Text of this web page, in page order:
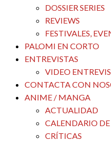
DOSSIER SERIES
REVIEWS
FESTIVALES,
PALOMI EN CORTO
ENTREVISTAS
VIDEO
CONTACTA CON
ANIME / MANGA
ACTUALIDAD
CALENDARIO
CRÍTICAS